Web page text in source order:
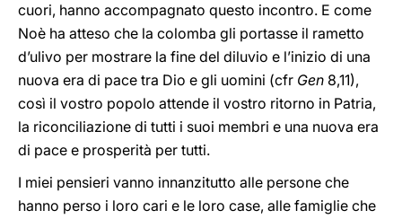
cuori, hanno accompagnato questo incontro. E come
Noè ha atteso che la colomba gli portasse il rametto
d’ulivo per mostrare la fine del diluvio e l’inizio di una
nuova era di pace tra Dio e gli uomini (cfr Gen 8,11),
così il vostro popolo attende il vostro ritorno in Patria,
la riconciliazione di tutti i suoi membri e una nuova era
di pace e prosperità per tutti.
I miei pensieri vanno innanzitutto alle persone che
hanno perso i loro cari e le loro case, alle famiglie che